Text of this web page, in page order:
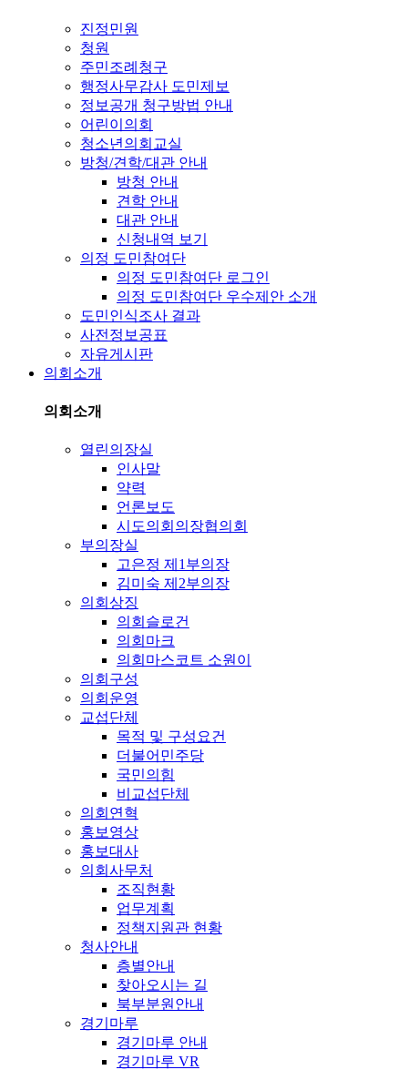
진정민원
청원
주민조례청구
행정사무감사 도민제보
정보공개 청구방법 안내
어린이의회
청소년의회교실
방청/견학/대관 안내
방청 안내
견학 안내
대관 안내
신청내역 보기
의정 도민참여단
의정 도민참여단 로그인
의정 도민참여단 우수제안 소개
도민인식조사 결과
사전정보공표
자유게시판
의회소개
의회소개
열린의장실
인사말
약력
언론보도
시도의회의장협의회
부의장실
고은정 제1부의장
김미숙 제2부의장
의회상징
의회슬로건
의회마크
의회마스코트 소원이
의회구성
의회운영
교섭단체
목적 및 구성요건
더불어민주당
국민의힘
비교섭단체
의회연혁
홍보영상
홍보대사
의회사무처
조직현황
업무계획
정책지원관 현황
청사안내
층별안내
찾아오시는 길
북부분원안내
경기마루
경기마루 안내
경기마루 VR